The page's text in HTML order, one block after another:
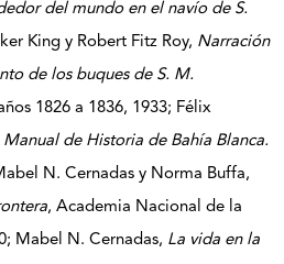
del mundo en el navío de S.
King y Robert Fitz Roy, Narración
de los buques de S. M.
1826 a 1836, 1933; Félix
Manual de Historia de Bahía Blanca.
N. Cernadas y Norma Buffa,
, Academia Nacional de la
Mabel N. Cernadas, La vida en la